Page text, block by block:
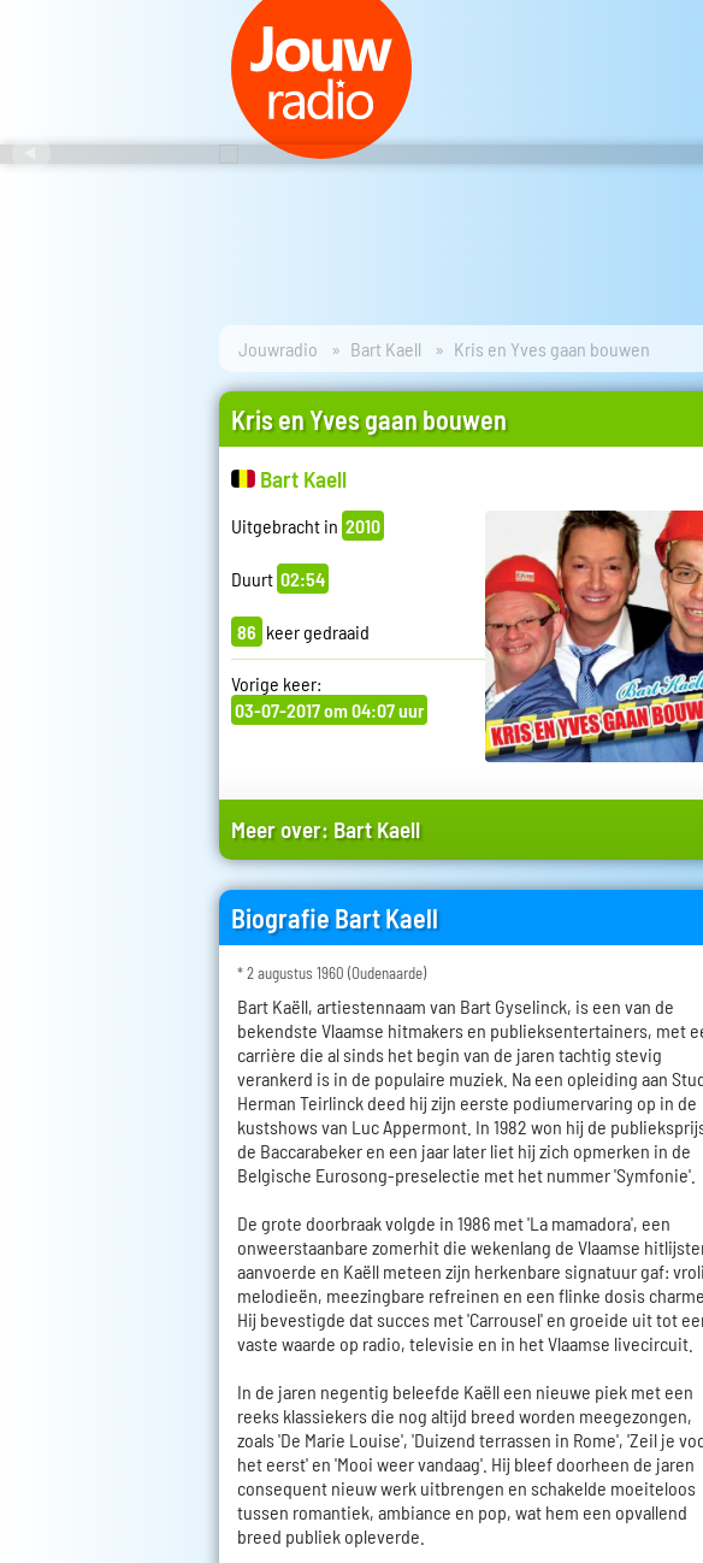
Jouwradio Bart Kaell Kris en Yves gaan bouwen
Kris en Yves gaan bouwen
Bart Kaell
Uitgebracht in 2010
Duurt 02:54
86 keer gedraaid
Vorige keer:
03-07-2017 om 04:07 uur
Meer over: Bart Kaell
Biografie Bart Kaell
* 2 augustus 1960 (Oudenaarde)
Bart Kaëll, artiestennaam van Bart Gyselinck, is een van de
bekendste Vlaamse hitmakers en publieksentertainers, met
carrière die al sinds het begin van de jaren tachtig stevig
verankerd is in de populaire muziek. Na een opleiding aan
Herman Teirlinck deed hij zijn eerste podiumervaring op in de
kustshows van Luc Appermont. In 1982 won hij de
de Baccarabeker en een jaar later liet hij zich opmerken in de
Belgische Eurosong-preselectie met het nummer 'Symfonie'.
De grote doorbraak volgde in 1986 met 'La mamadora', een
onweerstaanbare zomerhit die wekenlang de Vlaamse
aanvoerde en Kaëll meteen zijn herkenbare signatuur gaf:
melodieën, meezingbare refreinen en een flinke dosis charme.
Hij bevestigde dat succes met 'Carrousel' en groeide uit tot
vaste waarde op radio, televisie en in het Vlaamse livecircuit.
In de jaren negentig beleefde Kaëll een nieuwe piek met een
reeks klassiekers die nog altijd breed worden meegezongen,
zoals 'De Marie Louise', 'Duizend terrassen in Rome', 'Zeil je
het eerst' en 'Mooi weer vandaag'. Hij bleef doorheen de jaren
consequent nieuw werk uitbrengen en schakelde moeiteloos
tussen romantiek, ambiance en pop, wat hem een opvallend
breed publiek opleverde.